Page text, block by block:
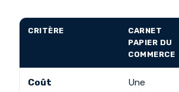
CRITÈRE
CARNET
PAPIER DU
COMMERCE
Coût
Une